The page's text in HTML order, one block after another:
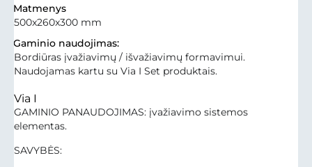
Matmenys
500x260x300 mm
Gaminio naudojimas:
Bordiūras įvažiavimų / išvažiavimų formavimui.
Naudojamas kartu su Via I Set produktais.
Via I
GAMINIO PANAUDOJIMAS: įvažiavimo sistemos
elementas.
SAVYBĖS: